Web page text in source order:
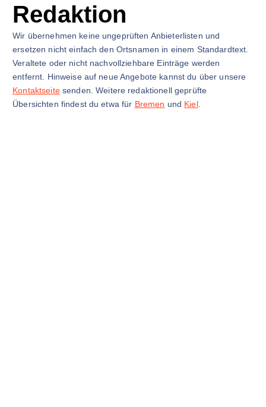
Redaktion
Wir übernehmen keine ungeprüften Anbieterlisten und
ersetzen nicht einfach den Ortsnamen in einem Standardtext.
Veraltete oder nicht nachvollziehbare Einträge werden
entfernt. Hinweise auf neue Angebote kannst du über unsere
Kontaktseitesenden. Weitere redaktionell geprüfte
Übersichten findest du etwa für Bremen und Kiel.